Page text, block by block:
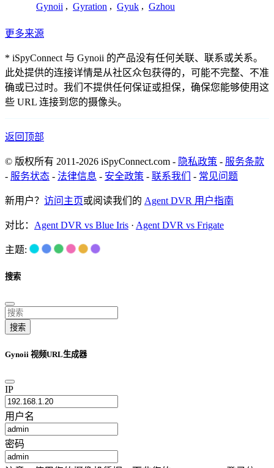
Gynoii , Gyration , Gyuk , Gzhou
更多来源
* iSpyConnect 与 Gynoii 的产品没有任何关联、联系或关系。
此处提供的连接详情是从社区众包获得的，可能不完整、不准
确或已过时。我们不提供任何保证或担保，确保您能够使用这
些 URL 连接到您的摄像头。
返回顶部
© 版权所有 2011-2026 iSpyConnect.com - 隐私政策 - 服务条款
- 服务状态 - 法律信息 - 安全政策 - 联系我们 - 常见问题
新用户？ 访问主页或阅读我们的 Agent DVR 用户指南
对比： Agent DVR vs Blue Iris · Agent DVR vs Frigate
主题:
搜索
搜索
Gynoii 视频URL生成器
IP
用户名
密码